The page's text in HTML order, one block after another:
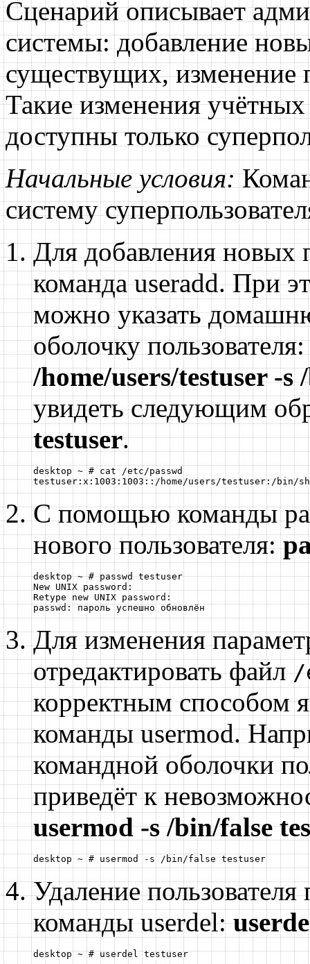
Сценарий описывает
системы: добавление
существущих, изменение
Такие изменения учётных
доступны только
Начальные условия:
систему
Для добавления новых
командаuseradd. При
можно указать
оболочку
/home/users/testuser -s
увидеть следующим
testuser.
desktop ~ # cat /etc/passwd
testuser:x:1003:1003::/home/users/testuser:/bin/sh
С помощью команды
нового пользователя:
desktop ~ # passwd testuser
New UNIX password:
Retype new UNIX password:
passwd: пароль успешно обновлён
Для изменения
отредактировать файл/
корректным способом
командыusermod.
командной оболочки
приведёт к
usermod -s /bin/false
desktop ~ # usermod -s /bin/false testuser
Удаление
командыuserdel:
desktop ~ # userdel testuser